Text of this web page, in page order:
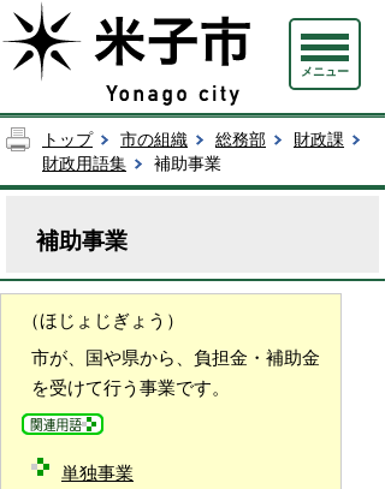
メニュー
トップ 市の組織 総務部
財政課
財政用語集
補助事業
補助事業
（ほじょじぎょう）
市が、国や県から、負担金・補助金
を受けて行う事業です。
単独事業